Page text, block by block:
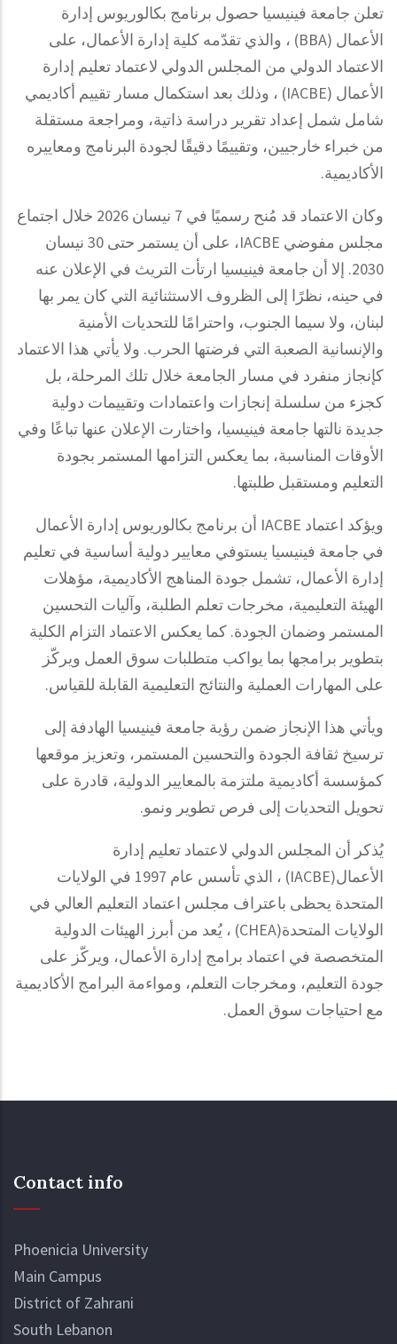
تعلن جامعة فينيسيا حصول برنامج بكالوريوس إدارة
الأعمال (BBA) ، والذي تقدّمه كلية إدارة الأعمال، على
الاعتماد الدولي من المجلس الدولي لاعتماد تعليم إدارة
الأعمال (IACBE) ، وذلك بعد استكمال مسار تقييم أكاديمي
شامل شمل إعداد تقرير دراسة ذاتية، ومراجعة مستقلة
من خبراء خارجيين، وتقييمًا دقيقًا لجودة البرنامج ومعاييره
الأكاديمية.
وكان الاعتماد قد مُنح رسميًا في 7 نيسان 2026 خلال اجتماع
مجلس مفوضي IACBE
، على أن يستمر حتى 30 نيسان
2030. إلا أن جامعة فينيسيا ارتأت التريث في الإعلان عنه
في حينه، نظرًا إلى الظروف الاستثنائية التي كان يمر بها
لبنان، ولا سيما الجنوب، واحترامًا للتحديات الأمنية
والإنسانية الصعبة التي فرضتها الحرب. ولا يأتي هذا الاعتماد
كإنجاز منفرد في مسار الجامعة خلال تلك المرحلة، بل
كجزء من سلسلة إنجازات واعتمادات وتقييمات دولية
جديدة نالتها جامعة فينيسيا، واختارت الإعلان عنها تباعًا وفي
الأوقات المناسبة، بما يعكس التزامها المستمر بجودة
التعليم ومستقبل طلبتها.
ويؤكد اعتماد IACBE أن برنامج بكالوريوس إدارة الأعمال
في جامعة فينيسيا يستوفي معايير دولية أساسية في تعليم
إدارة الأعمال، تشمل جودة المناهج الأكاديمية، مؤهلات
الهيئة التعليمية، مخرجات تعلم الطلبة، وآليات التحسين
المستمر وضمان الجودة. كما يعكس الاعتماد التزام الكلية
بتطوير برامجها بما يواكب متطلبات سوق العمل ويركّز
على المهارات العملية والنتائج التعليمية القابلة للقياس.
ويأتي هذا الإنجاز ضمن رؤية جامعة فينيسيا الهادفة إلى
ترسيخ ثقافة الجودة والتحسين المستمر، وتعزيز موقعها
كمؤسسة أكاديمية ملتزمة بالمعايير الدولية، قادرة على
تحويل التحديات إلى فرص تطوير ونمو.
يُذكر أن المجلس الدولي لاعتماد تعليم إدارة
الأعمال(IACBE)
، الذي تأسس عام 1997 في الولايات
المتحدة يحظى باعتراف مجلس اعتماد التعليم العالي في
الولايات المتحدة(CHEA) ، يُعد من أبرز الهيئات الدولية
المتخصصة في اعتماد برامج إدارة الأعمال، ويركّز على
جودة التعليم، ومخرجات التعلم، ومواءمة البرامج الأكاديمية
مع احتياجات سوق العمل.
Contact info
Phoenicia University
Main Campus
District of Zahrani
South Lebanon